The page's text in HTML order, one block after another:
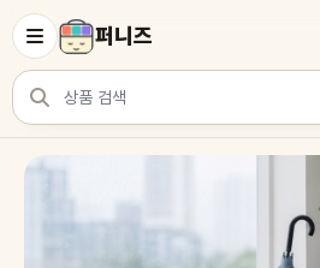
퍼니즈
상품 검색
여러 쇼핑몰 상품을 한곳에서 찾아보세